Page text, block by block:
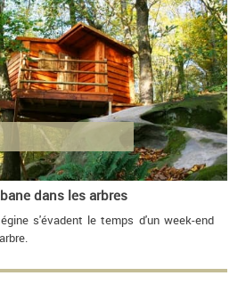
dans les arbres
s'évadent le temps d'un week-end